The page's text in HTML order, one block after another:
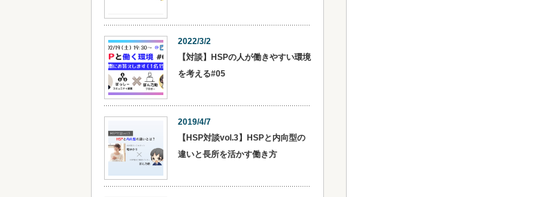
2022/3/2
【対談】HSPの人が働きやすい環境
を考える#05
2019/4/7
【HSP対談vol.3】HSPと内向型の
違いと長所を活かす働き方